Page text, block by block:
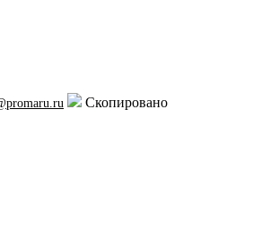
Скопировано